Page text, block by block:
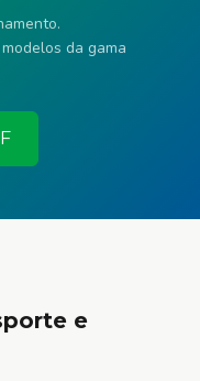
da gama
e